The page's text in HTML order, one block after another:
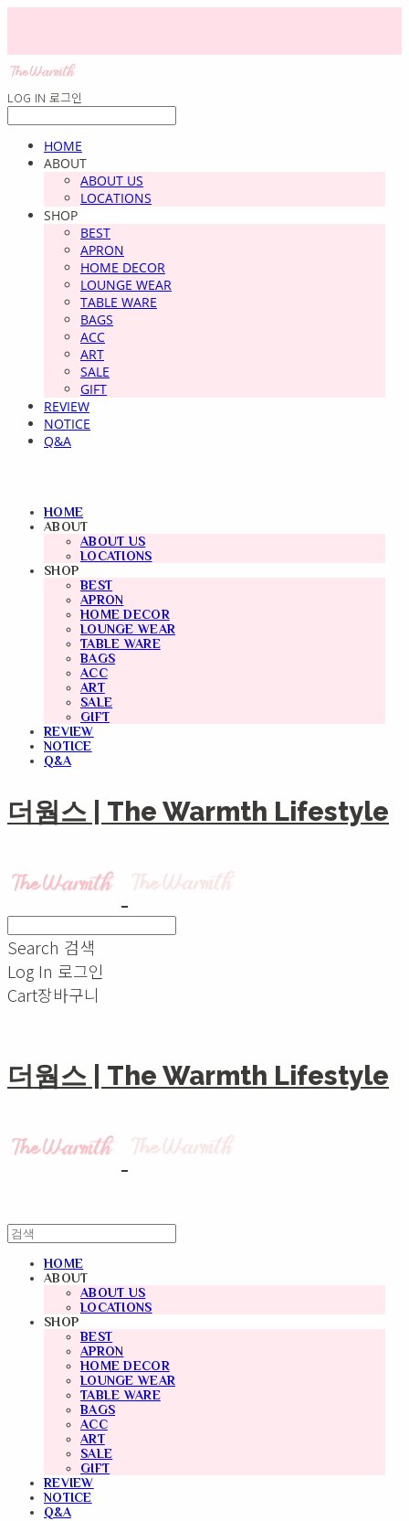
LOG IN 로그인
HOME
ABOUT
ABOUT US
LOCATIONS
SHOP
BEST
APRON
HOME DECOR
LOUNGE WEAR
TABLE WARE
BAGS
ACC
ART
SALE
GIFT
REVIEW
NOTICE
Q&A
HOME
ABOUT
ABOUT US
LOCATIONS
SHOP
BEST
APRON
HOME DECOR
LOUNGE WEAR
TABLE WARE
BAGS
ACC
ART
SALE
GIFT
REVIEW
NOTICE
Q&A
더웜스 | The Warmth Lifestyle
Search 검색
Log In 로그인
Cart장바구니
더웜스 | The Warmth Lifestyle
HOME
ABOUT
ABOUT US
LOCATIONS
SHOP
BEST
APRON
HOME DECOR
LOUNGE WEAR
TABLE WARE
BAGS
ACC
ART
SALE
GIFT
REVIEW
NOTICE
Q&A